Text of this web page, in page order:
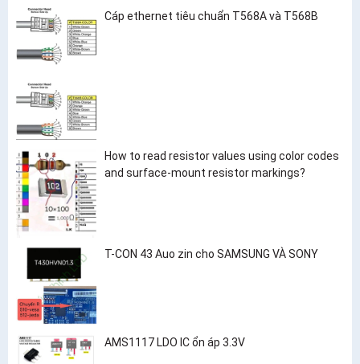
Cáp ethernet tiêu chuẩn T568A và T568B
How to read resistor values using color codes
and surface-mount resistor markings?
T-CON 43 Auo zin cho SAMSUNG VÀ SONY
AMS1117 LDO IC ổn áp 3.3V